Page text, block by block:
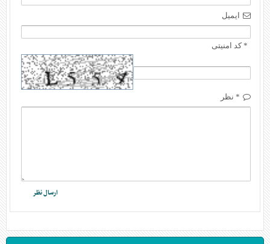
ایمیل
* کد امنیتی
* نظر